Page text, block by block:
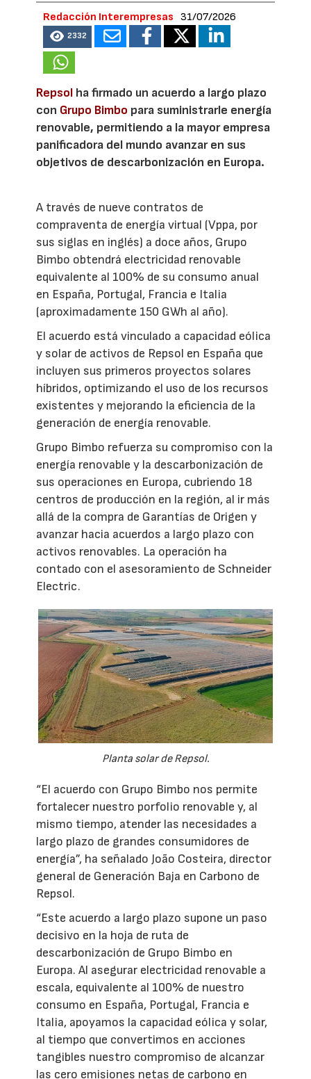
Redacción Interempresas 31/07/2026
2332
Repsol ha firmado un acuerdo a largo plazo
con Grupo Bimbo para suministrarle energía
renovable, permitiendo a la mayor empresa
panificadora del mundo avanzar en sus
objetivos de descarbonización en Europa.
A través de nueve contratos de
compraventa de energía virtual (Vppa, por
sus siglas en inglés) a doce años, Grupo
Bimbo obtendrá electricidad renovable
equivalente al 100% de su consumo anual
en España, Portugal, Francia e Italia
(aproximadamente 150 GWh al año).
El acuerdo está vinculado a capacidad eólica
y solar de activos de Repsol en España que
incluyen sus primeros proyectos solares
híbridos, optimizando el uso de los recursos
existentes y mejorando la eficiencia de la
generación de energía renovable.
Grupo Bimbo refuerza su compromiso con la
energía renovable y la descarbonización de
sus operaciones en Europa, cubriendo 18
centros de producción en la región, al ir más
allá de la compra de Garantías de Origen y
avanzar hacia acuerdos a largo plazo con
activos renovables. La operación ha
contado con el asesoramiento de Schneider
Electric.
Planta solar de Repsol.
“El acuerdo con Grupo Bimbo nos permite
fortalecer nuestro porfolio renovable y, al
mismo tiempo, atender las necesidades a
largo plazo de grandes consumidores de
energía”, ha señalado João Costeira, director
general de Generación Baja en Carbono de
Repsol.
“Este acuerdo a largo plazo supone un paso
decisivo en la hoja de ruta de
descarbonización de Grupo Bimbo en
Europa. Al asegurar electricidad renovable a
escala, equivalente al 100% de nuestro
consumo en España, Portugal, Francia e
Italia, apoyamos la capacidad eólica y solar,
al tiempo que convertimos en acciones
tangibles nuestro compromiso de alcanzar
las cero emisiones netas de carbono en